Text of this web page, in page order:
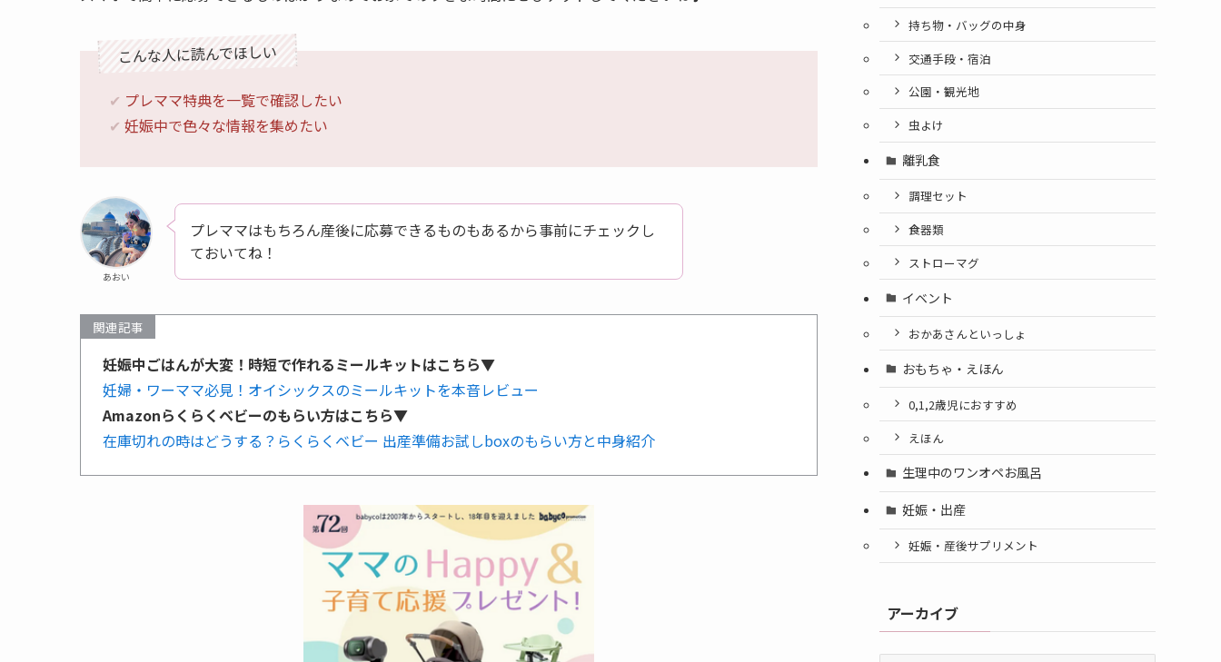
こんな人に読んでほしい
✔︎ プレママ特典を一覧で確認したい
✔︎ 妊娠中で色々な情報を集めたい
あおい
プレママはもちろん産後に応募できるものもあるから事前にチェックし
ておいてね！
関連記事
妊娠中ごはんが大変！時短で作れるミールキットはこちら▼
妊婦・ワーママ必見！オイシックスのミールキットを本音レビュー
Amazonらくらくベビーのもらい方はこちら▼
在庫切れの時はどうする？らくらくベビー 出産準備お試しboxのもらい方と中身紹介
持ち物・バッグの中身
交通手段・宿泊
公園・観光地
虫よけ
離乳食
調理セット
食器類
ストローマグ
イベント
おかあさんといっしょ
おもちゃ・えほん
0,1,2歳児におすすめ
えほん
生理中のワンオペお風呂
妊娠・出産
妊娠・産後サプリメント
アーカイブ